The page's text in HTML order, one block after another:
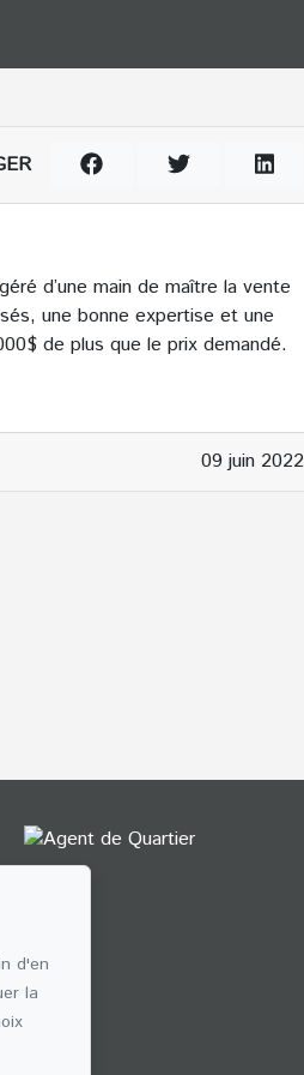
d’une main de maître la vente
une bonne expertise et une
de plus que le prix demandé.
09 juin 2022
d'en
la